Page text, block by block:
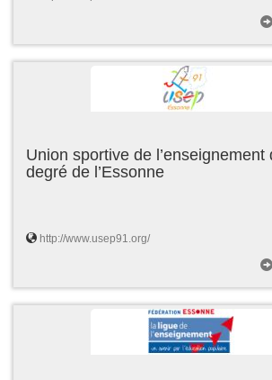
Union sportive de l’enseignement
degré de l’Essonne
http://www.usep91.org/